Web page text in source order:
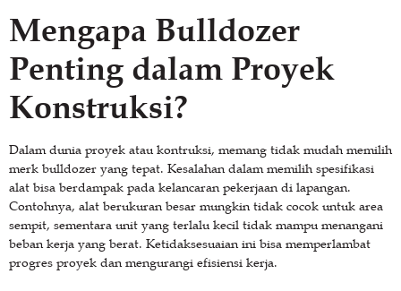
Mengapa Bulldozer
Penting dalam Proyek
Konstruksi?
Dalam dunia proyek atau kontruksi, memang tidak mudah memilih
merk bulldozer yang tepat. Kesalahan dalam memilih spesifikasi
alat bisa berdampak pada kelancaran pekerjaan di lapangan.
Contohnya, alat berukuran besar mungkin tidak cocok untuk area
sempit, sementara unit yang terlalu kecil tidak mampu menangani
beban kerja yang berat. Ketidaksesuaian ini bisa memperlambat
progres proyek dan mengurangi efisiensi kerja.